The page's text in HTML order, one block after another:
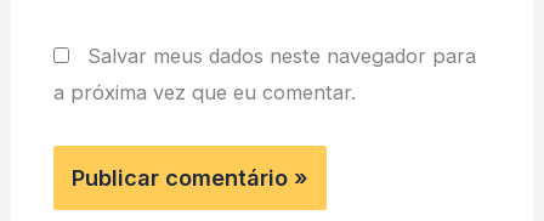
Salvar meus dados neste navegador para
a próxima vez que eu comentar.